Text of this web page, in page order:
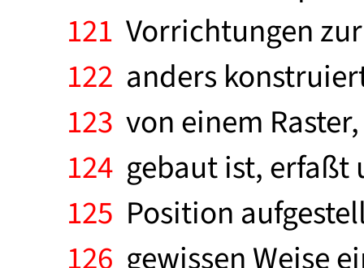
121 Vorrichtungen
122 anders
123 von einem
124 gebaut ist, erfaßt
125 Position